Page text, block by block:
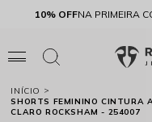
10% OFFNA PRIMEIRA
INÍCIO
SHORTS FEMININO CINTURA
CLARO ROCKSHAM - 254007